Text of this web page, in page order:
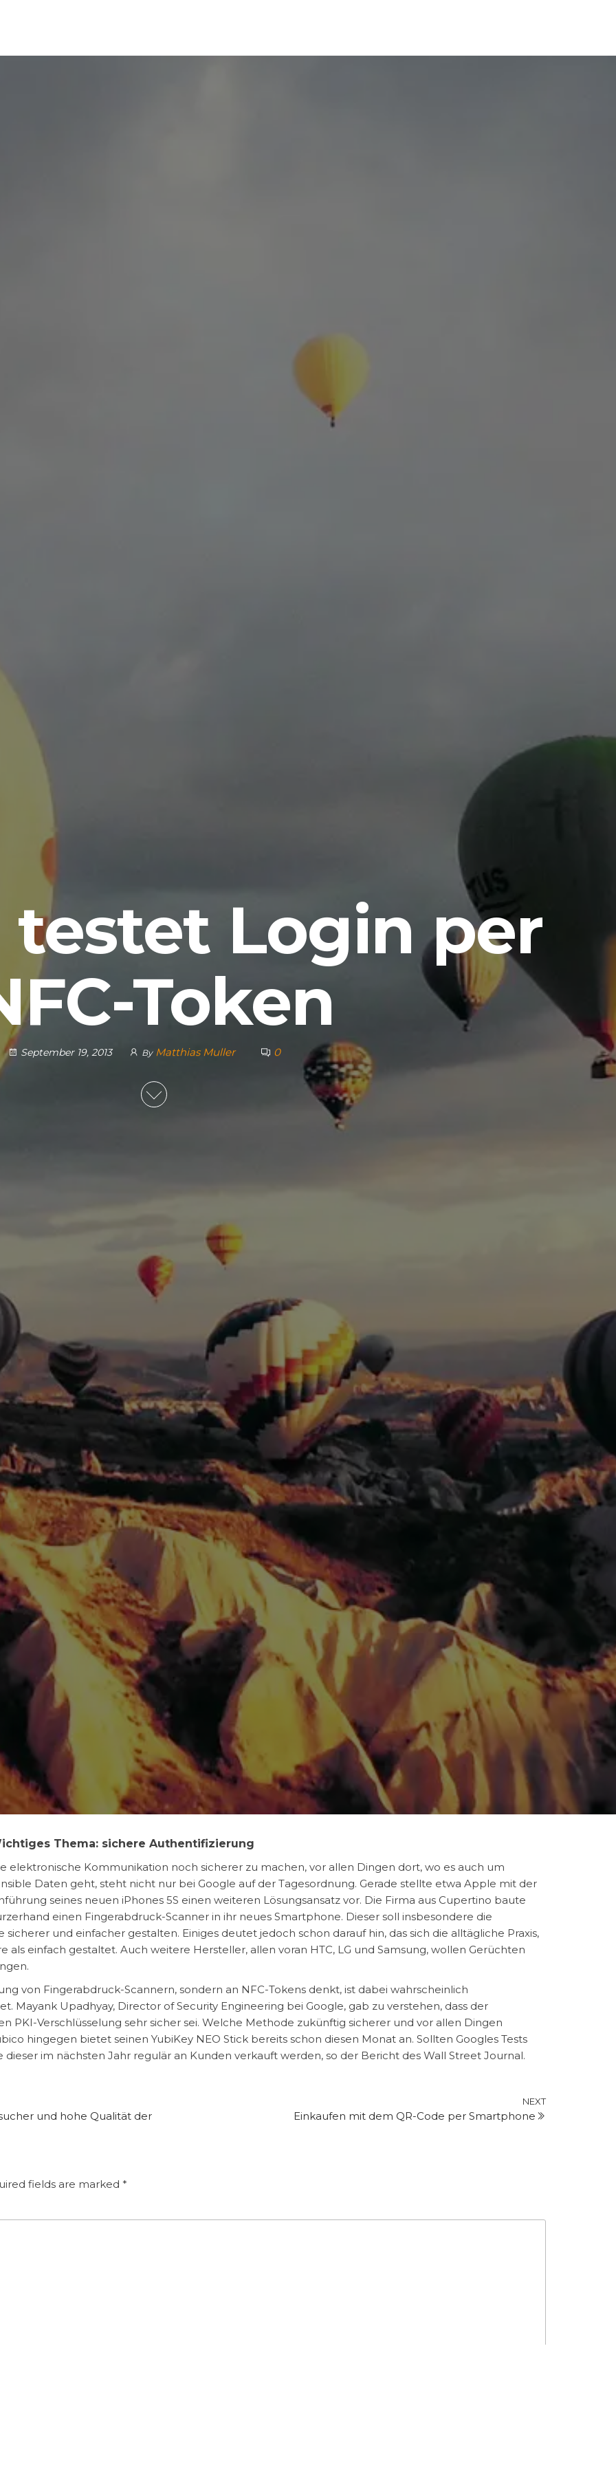
testet Login per
Token
September 19, 2013 By Matthias Muller 0
Thema: sichere Authentifizierung
elektronische Kommunikation noch sicherer zu machen, vor allen Dingen dort, wo es auch um
Daten geht, steht nicht nur bei Google auf der Tagesordnung. Gerade stellte etwa Apple mit der
seines neuen iPhones 5S einen weiteren Lösungsansatz vor. Die Firma aus Cupertino baute
einen Fingerabdruck-Scanner in ihr neues Smartphone. Dieser soll insbesondere die
und einfacher gestalten. Einiges deutet jedoch schon darauf hin, das sich die alltägliche Praxis,
als einfach gestaltet. Auch weitere Hersteller, allen voran HTC, LG und Samsung, wollen Gerüchten
von Fingerabdruck-Scannern, sondern an NFC-Tokens denkt, ist dabei wahrscheinlich
Mayank Upadhyay, Director of Security Engineering bei Google, gab zu verstehen, dass der
PKI-Verschlüsselung sehr sicher sei. Welche Methode zukünftig sicherer und vor allen Dingen
hingegen bietet seinen YubiKey NEO Stick bereits schon diesen Monat an. Sollten Googles Tests
im nächsten Jahr regulär an Kunden verkauft werden, so der Bericht des Wall Street Journal.
und hohe Qualität der
Next
NEXT
Einkaufen mit dem QR-Code per Smartphone
fields are marked *